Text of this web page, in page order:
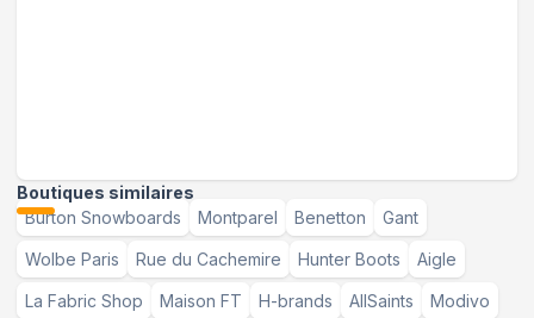
Boutiques similaires
Burton Snowboards
Montparel Benetton Gant
Wolbe Paris Rue du Cachemire Hunter Boots Aigle
La Fabric Shop Maison FT H-brands AllSaints Modivo